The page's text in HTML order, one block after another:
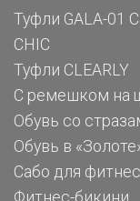
Туфли GALA-01
CHIC
Туфли CLEARLY
С ремешком на
Обувь со
Обувь в
Сабо для